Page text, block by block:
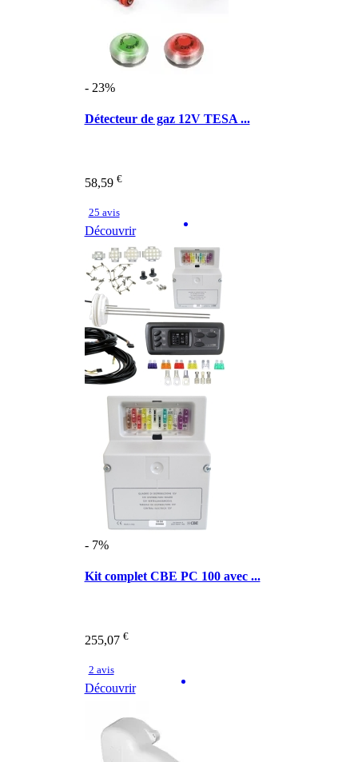
- 23%
Détecteur de gaz 12V TESA ...
58,59 €
25 avis
Découvrir
- 7%
Kit complet CBE PC 100 avec ...
255,07 €
2 avis
Découvrir